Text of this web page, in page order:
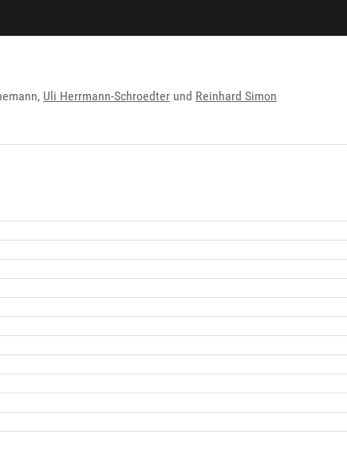
Uli Herrmann-Schroedter und Reinhard Simon